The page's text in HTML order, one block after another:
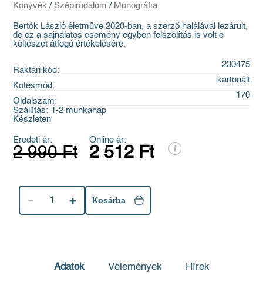
Könyvek / Szépirodalom / Monográfia
Bertók László életműve 2020-ban, a szerző halálával lezárult,
de ez a sajnálatos esemény egyben felszólítás is volt e
költészet átfogó értékelésére.
Raktári kód:
230475
Kötésmód:
kartonált
Oldalszám:
170
Szállítás: 1-2 munkanap
Készleten
Eredeti ár:
2 990 Ft
Online ár:
2 512 Ft
1 Kosárba
Adatok Vélemények Hírek